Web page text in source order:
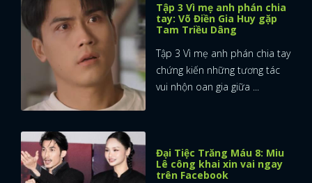
Tập 3 Vì mẹ anh phán chia
tay: Võ Điền Gia Huy gặp
Tam Triều Dâng
Tập 3 Vì mẹ anh phán chia tay
chứng kiến những tương tác
vui nhộn oan gia giữa ...
Đại Tiệc Trăng Máu 8: Miu
Lê công khai xin vai ngay
trên Facebook